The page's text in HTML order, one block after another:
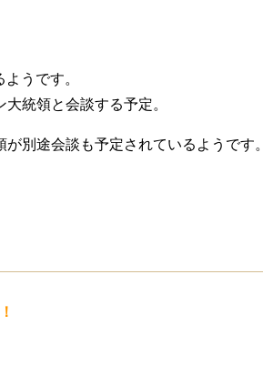
うです。
統領と会談する予定。
別途会談も予定されているようです。